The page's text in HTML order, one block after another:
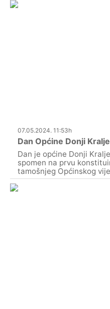
07.05.2024. 11:53h
Dan Općine Donji
Dan je općine Donji
spomen na prvu
tamošnjeg Općinskog